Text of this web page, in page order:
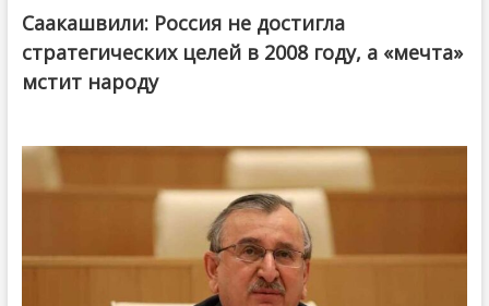
Саакашвили: Россия не достигла
стратегических целей в 2008 году, а «мечта»
мстит народу